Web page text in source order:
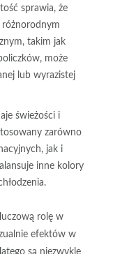
sprawia, że
różnorodnym
takim jak
może
lub wyrazistej
świeżości i
zarówno
jak i
inne kolory
rolę w
efektów w
są niezwykle